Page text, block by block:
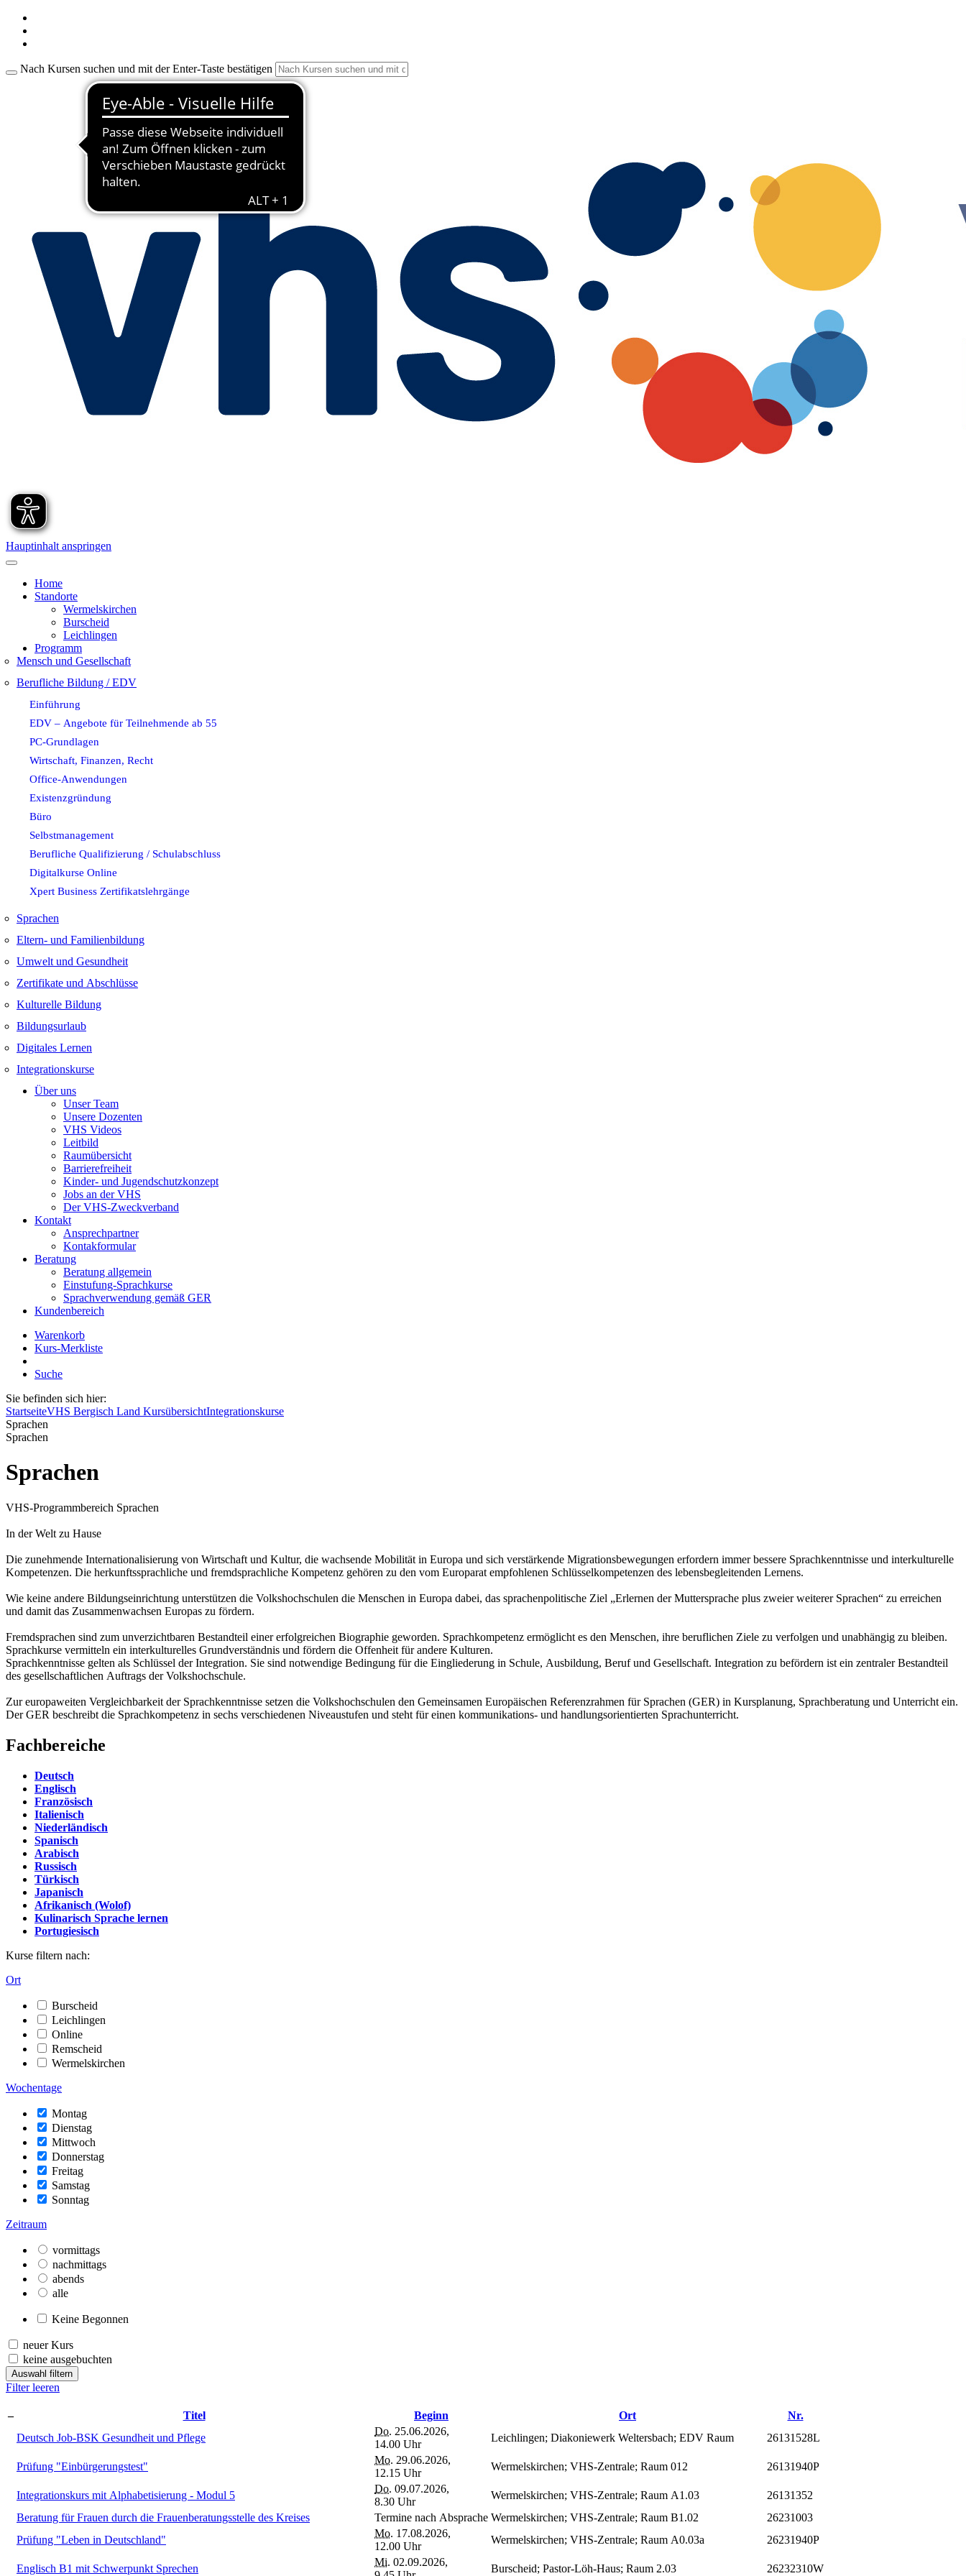
Nach Kursen suchen und mit der Enter-Taste bestätigen
Hauptinhalt anspringen
Home
Standorte
Wermelskirchen
Burscheid
Leichlingen
Programm
Mensch und Gesellschaft
Berufliche Bildung / EDV
Einführung
EDV – Angebote für Teilnehmende ab 55
PC-Grundlagen
Wirtschaft, Finanzen, Recht
Office-Anwendungen
Existenzgründung
Büro
Selbstmanagement
Berufliche Qualifizierung / Schulabschluss
Digitalkurse Online
Xpert Business Zertifikatslehrgänge
Sprachen
Eltern- und Familienbildung
Umwelt und Gesundheit
Zertifikate und Abschlüsse
Kulturelle Bildung
Bildungsurlaub
Digitales Lernen
Integrationskurse
Über uns
Unser Team
Unsere Dozenten
VHS Videos
Leitbild
Raumübersicht
Barrierefreiheit
Kinder- und Jugendschutzkonzept
Jobs an der VHS
Der VHS-Zweckverband
Kontakt
Ansprechpartner
Kontakformular
Beratung
Beratung allgemein
Einstufung-Sprachkurse
Sprachverwendung gemäß GER
Kundenbereich
Warenkorb
Kurs-Merkliste
Suche
Sie befinden sich hier:
StartseiteVHS Bergisch Land KursübersichtIntegrationskurse
Sprachen
Sprachen
Sprachen
VHS-Programmbereich Sprachen
In der Welt zu Hause
Die zunehmende Internationalisierung von Wirtschaft und Kultur, die wachsende Mobilität in Europa und sich verstärkende Migrationsbewegungen erfordern immer bessere Sprachkenntnisse und interkulturelle
Kompetenzen. Die herkunftssprachliche und fremdsprachliche Kompetenz gehören zu den vom Europarat empfohlenen Schlüsselkompetenzen des lebensbegleitenden Lernens.
Wie keine andere Bildungseinrichtung unterstützen die Volkshochschulen die Menschen in Europa dabei, das sprachenpolitische Ziel „Erlernen der Muttersprache plus zweier weiterer Sprachen“ zu erreichen
und damit das Zusammenwachsen Europas zu fördern.
Fremdsprachen sind zum unverzichtbaren Bestandteil einer erfolgreichen Biographie geworden. Sprachkompetenz ermöglicht es den Menschen, ihre beruflichen Ziele zu verfolgen und unabhängig zu bleiben.
Sprachkurse vermitteln ein interkulturelles Grundverständnis und fördern die Offenheit für andere Kulturen.
Sprachkenntnisse gelten als Schlüssel der Integration. Sie sind notwendige Bedingung für die Eingliederung in Schule, Ausbildung, Beruf und Gesellschaft. Integration zu befördern ist ein zentraler Bestandteil
des gesellschaftlichen Auftrags der Volkshochschule.
Zur europaweiten Vergleichbarkeit der Sprachkenntnisse setzen die Volkshochschulen den Gemeinsamen Europäischen Referenzrahmen für Sprachen (GER) in Kursplanung, Sprachberatung und Unterricht ein.
Der GER beschreibt die Sprachkompetenz in sechs verschiedenen Niveaustufen und steht für einen kommunikations- und handlungsorientierten Sprachunterricht.
Fachbereiche
Deutsch
Englisch
Französisch
Italienisch
Niederländisch
Spanisch
Arabisch
Russisch
Türkisch
Japanisch
Afrikanisch (Wolof)
Kulinarisch Sprache lernen
Portugiesisch
Kurse filtern nach:
Ort
Burscheid
Leichlingen
Online
Remscheid
Wermelskirchen
Wochentage
Montag
Dienstag
Mittwoch
Donnerstag
Freitag
Samstag
Sonntag
Zeitraum
vormittags
nachmittags
abends
alle
Keine Begonnen
neuer Kurs
keine ausgebuchten
Auswahl filtern
Filter leeren
– Titel Beginn Ort
Nr.
Deutsch Job-BSK Gesundheit und Pflege
Do. 25.06.2026,
14.00 Uhr
Leichlingen; Diakoniewerk Weltersbach; EDV Raum 26131528L
Prüfung "Einbürgerungstest"
Mo. 29.06.2026,
12.15 Uhr
Wermelskirchen; VHS-Zentrale; Raum 012 26131940P
Integrationskurs mit Alphabetisierung - Modul 5
Do. 09.07.2026,
8.30 Uhr
Wermelskirchen; VHS-Zentrale; Raum A1.03
26131352
Beratung für Frauen durch die Frauenberatungsstelle des Kreises
Termine nach Absprache Wermelskirchen; VHS-Zentrale; Raum B1.02
26231003
Prüfung "Leben in Deutschland"
Mo. 17.08.2026,
12.00 Uhr
Wermelskirchen; VHS-Zentrale; Raum A0.03a 26231940P
Englisch B1 mit Schwerpunkt Sprechen
Mi. 02.09.2026,
Burscheid; Pastor-Löh-Haus; Raum 2.03 26232310W